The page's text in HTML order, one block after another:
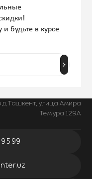
Ташкент, улица Амира
Темура 129А
99
будьте в курсе